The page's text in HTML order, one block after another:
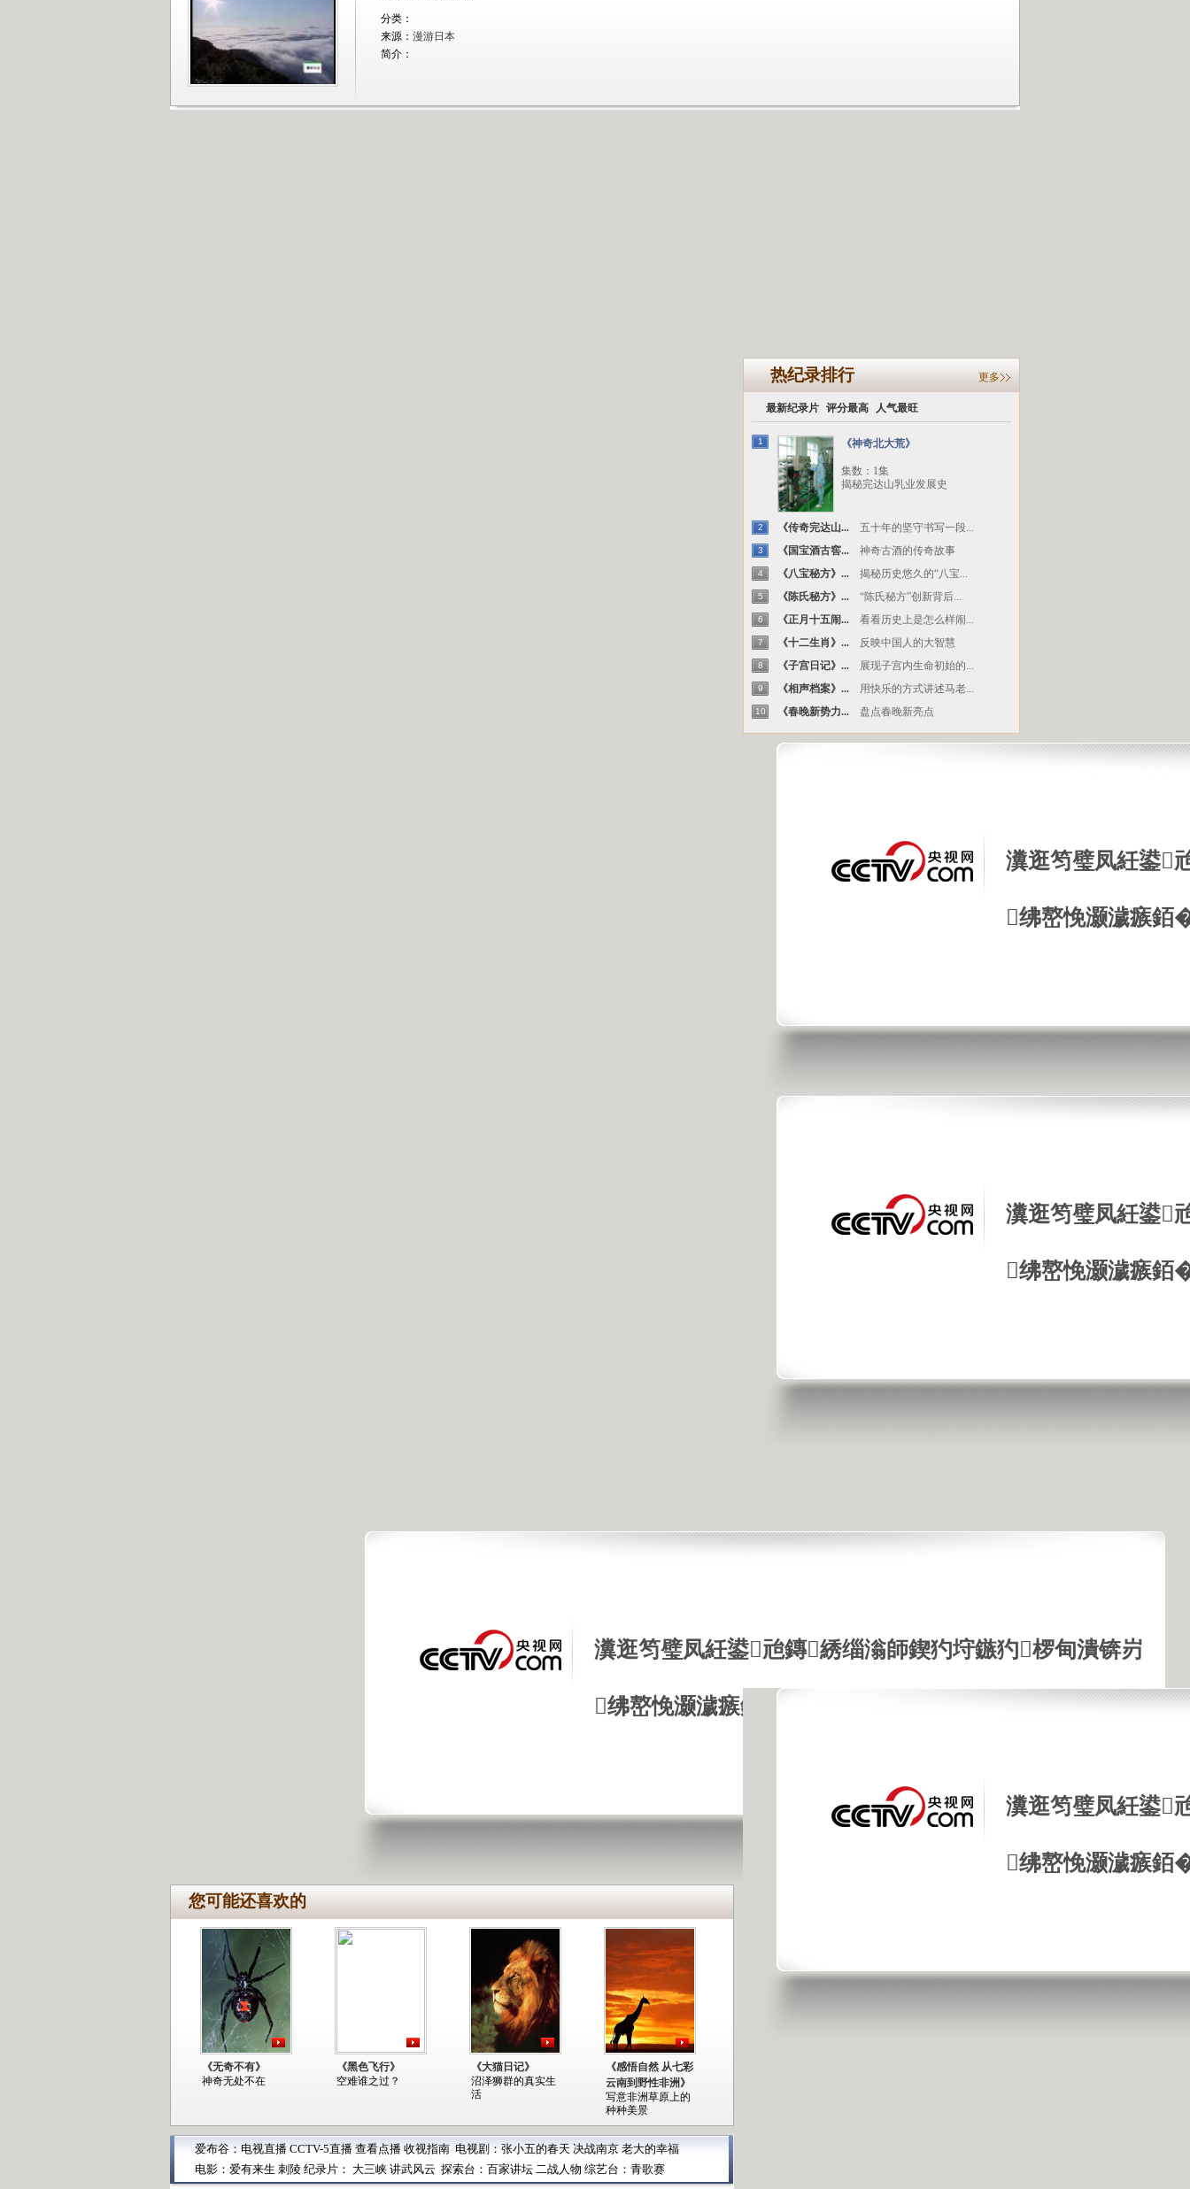
分类：
来源： 漫游日本
简介：
瀵逛笉璧凤紝鍙兘鏄綉缁滃師鍥犳垨鏃犳椤甸潰锛岃
绋嶅悗灏濊瘯銆�
您可能还喜欢的
《无奇不有》
神奇无处不在
《黑色飞行》
空难谁之过？
《大猫日记》
沼泽狮群的真实生
活
《感悟自然 从七彩
云南到野性非洲》
写意非洲草原上的
种种美景
爱布谷： 电视直播 CCTV-5直播 查看点播 收视指南 电视剧： 张小五的春天 决战南京 老大的幸福
电影： 爱有来生 刺陵 纪录片： 大三峡 讲武风云 探索台： 百家讲坛 二战人物 综艺台： 青歌赛
热纪录排行 更多
最新纪录片 评分最高 人气最旺
1 《神奇北大荒》
集数：1集
揭秘完达山乳业发展史
2 《传奇完达山... 五十年的坚守书写一段...
3 《国宝酒古窖... 神奇古酒的传奇故事
4 《八宝秘方》... 揭秘历史悠久的“八宝...
5 《陈氏秘方》... “陈氏秘方”创新背后...
6 《正月十五闹... 看看历史上是怎么样闹...
7 《十二生肖》... 反映中国人的大智慧
8 《子宫日记》... 展现子宫内生命初始的...
9 《相声档案》... 用快乐的方式讲述马老...
10 《春晚新势力... 盘点春晚新亮点
瀵逛笉璧凤紝鍙
绋嶅悗灏濊瘯銆
瀵逛笉璧凤紝鍙
绋嶅悗灏濊瘯銆
瀵逛笉璧凤紝鍙
绋嶅悗灏濊瘯銆